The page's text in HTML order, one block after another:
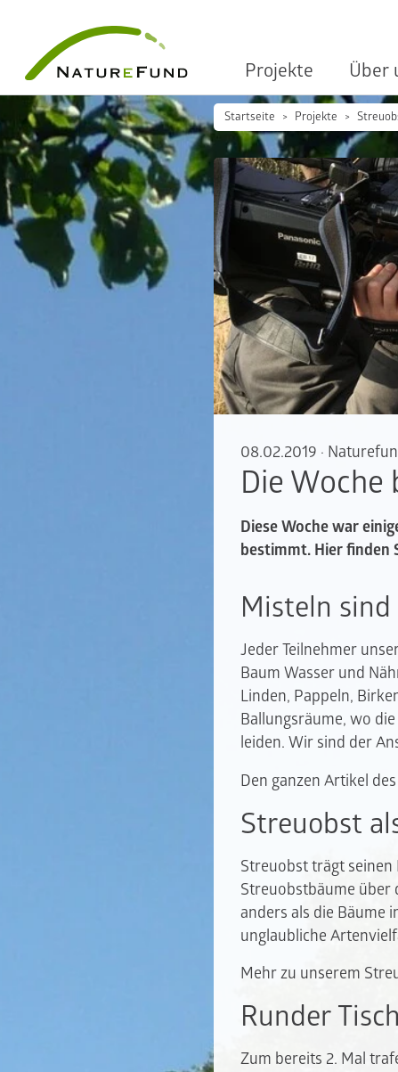
Projekte Über
Startseite Projekte
08.02.2019 ·
Die
Diese Woche war
bestimmt. Hier finden
Misteln
Jeder Teilnehmer
Baum Wasser und
Linden, Pappeln,
Ballungsräume, wo
leiden. Wir sind der
Den ganzen Artikel
Streuobst
Streuobst trägt seinen
Streuobstbäume über
anders als die Bäume
unglaubliche
Mehr zu unserem
Runder
Zum bereits 2. Mal